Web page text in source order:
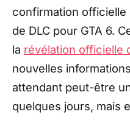
confirmation
de DLC pour GTA 6.
la révélation officielle
nouvelles
attendant peut-être
quelques jours, mais